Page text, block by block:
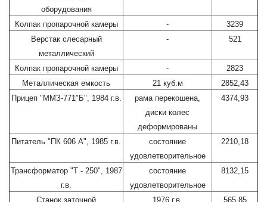
оборудования
Колпак пропарочной камеры -
3239
Верстак слесарный
металлический
- 521
Колпак пропарочной камеры -
2823
Металлическая емкость
21 куб.м
2852,43
Прицеп "ММЗ-771"Б", 1984 г.в.
рама перекошена,
диски колес
деформированы
4374,93
Питатель "ПК 606 А", 1985 г.в.
состояние
удовлетворительное
2210,18
Трансформатор "Т - 250", 1987
г.в.
состояние
удовлетворительное
8132,15
Станок заточной 1976 г.в. 565,85